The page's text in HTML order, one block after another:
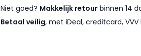
Niet goed? Makkelijk retour binnen 14
Betaal veilig, met iDeal, creditcard,